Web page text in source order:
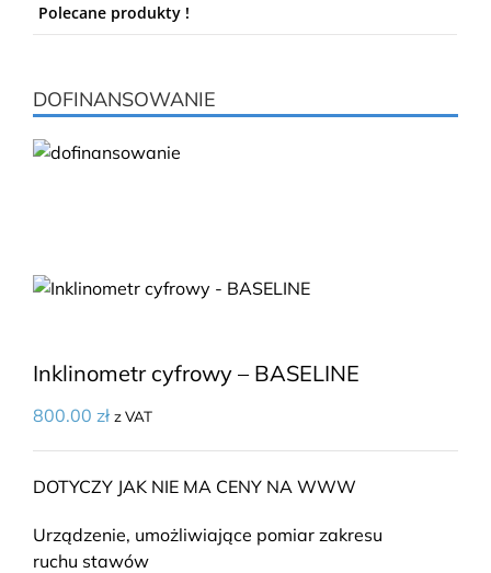
Inklinometr cyfrowy – BASELINE
800.00 zł z VAT
DOTYCZY JAK NIE MA CENY NA WWW
Urządzenie, umożliwiające pomiar zakresu
ruchu stawów
Polecane produkty !
DOFINANSOWANIE